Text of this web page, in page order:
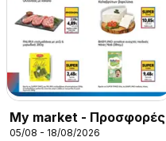
My market - Προσφορές
05/08 - 18/08/2026